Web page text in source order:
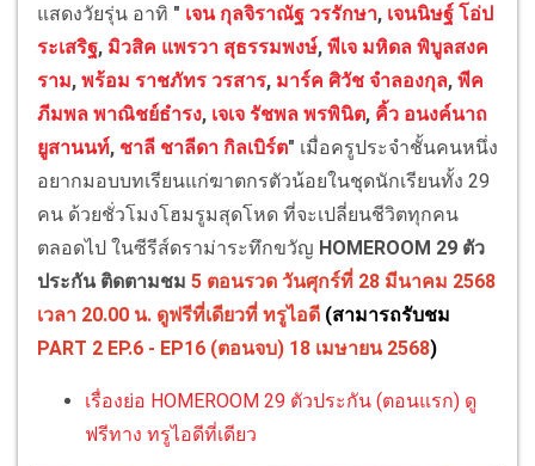
แสดงวัยรุ่น อาทิ " เจน กุลจิราณัฐ วรรักษา, เจนนิษฐ์ โอ่ป
ระเสริฐ, มิวสิค แพรวา สุธรรมพงษ์, พีเจ มหิดล พิบูลสงค
ราม, พร้อม ราชภัทร วรสาร, มาร์ค ศิวัช จำลองกุล, พีค
ภีมพล พาณิชย์ธำรง, เจเจ รัชพล พรพินิต, คิ้ว อนงค์นาถ
ยูสานนท์, ชาลี ชาลีดา กิลเบิร์ต" เมื่อครูประจำชั้นคนหนึ่ง
อยากมอบบทเรียนแก่ฆาตกรตัวน้อยในชุดนักเรียนทั้ง 29
คน ด้วยชั่วโมงโฮมรูมสุดโหด ที่จะเปลี่ยนชีวิตทุกคน
ตลอดไป ในซีรีส์ดราม่าระทึกขวัญ HOMEROOM 29 ตัว
ประกัน ติดตามชม 5 ตอนรวด วันศุกร์ที่ 28 มีนาคม 2568
เวลา 20.00 น. ดูฟรีที่เดียวที่ ทรูไอดี (สามารถรับชม
PART 2 EP.6 - EP16 (ตอนจบ) 18 เมษายน 2568)
เรื่องย่อ HOMEROOM 29 ตัวประกัน (ตอนแรก) ดู
ฟรีทาง ทรูไอดีที่เดียว